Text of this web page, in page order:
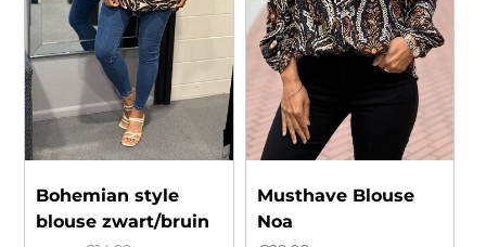
Bohemian style
blouse zwart/bruin
Musthave Blouse
Noa